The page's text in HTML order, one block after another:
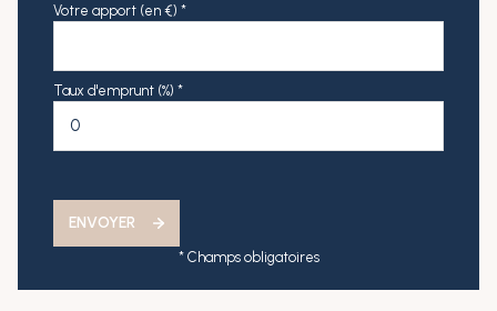
Votre apport (en €) *
Taux d'emprunt (%) *
ENVOYER
* Champs obligatoires